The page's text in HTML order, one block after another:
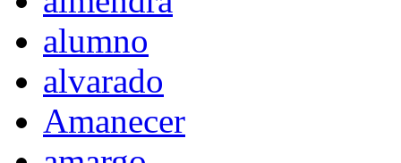
alumno
alvarado
Amanecer